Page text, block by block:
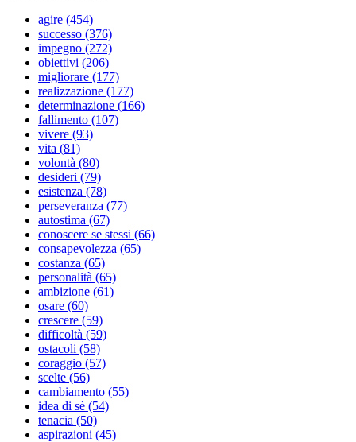
agire (454)
successo (376)
impegno (272)
obiettivi (206)
migliorare (177)
realizzazione (177)
determinazione (166)
fallimento (107)
vivere (93)
vita (81)
volontà (80)
desideri (79)
esistenza (78)
perseveranza (77)
autostima (67)
conoscere se stessi (66)
consapevolezza (65)
costanza (65)
personalità (65)
ambizione (61)
osare (60)
crescere (59)
difficoltà (59)
ostacoli (58)
coraggio (57)
scelte (56)
cambiamento (55)
idea di sè (54)
tenacia (50)
aspirazioni (45)